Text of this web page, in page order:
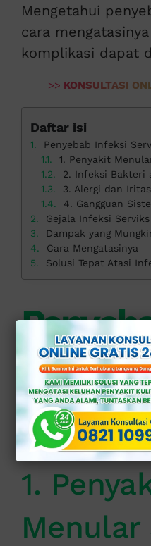
Mengetahui
cara
komplikasi dapat
>> KONSULTASI
Daftar isi
Penyebab Infeksi
1. Penyakit
2. Infeksi Bakteri
3. Alergi dan
4. Gangguan
Gejala Infeksi Serviks
Dampak yang
Cara Mengatasinya
Solusi Tepat Atasi
Serviks
Beberapa faktor
memicu infeksi
1.
Menular